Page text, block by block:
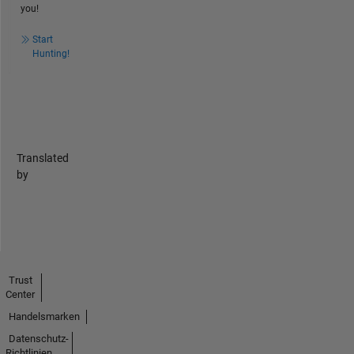
you!
Start
Hunting!
Translated
by
Trust
Center
Handelsmarken
Datenschutz-